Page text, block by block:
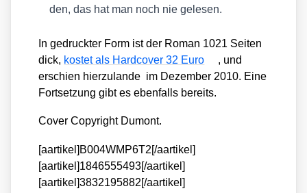
den, das hat man noch nie gele­sen.
In gedruck­ter Form ist der Roman 1021 Sei­ten
dick, kos­tet als Hard­co­ver 32 Euro
, und
erschien hier­zu­lan­de im Dezem­ber 2010. Eine
Fort­set­zung gibt es eben­falls bereits.
Cover Copy­right Dumont.
[aartikel]B004WMP6T2[/aartikel]
[aartikel]1846555493[/aartikel]
[aartikel]3832195882[/aartikel]